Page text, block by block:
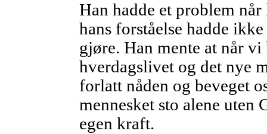
Han hadde et problem
hans forståelse hadde
gjøre. Han mente at når
hverdagslivet og det nye
forlatt nåden og beveget
mennesket sto alene uten
egen kraft.